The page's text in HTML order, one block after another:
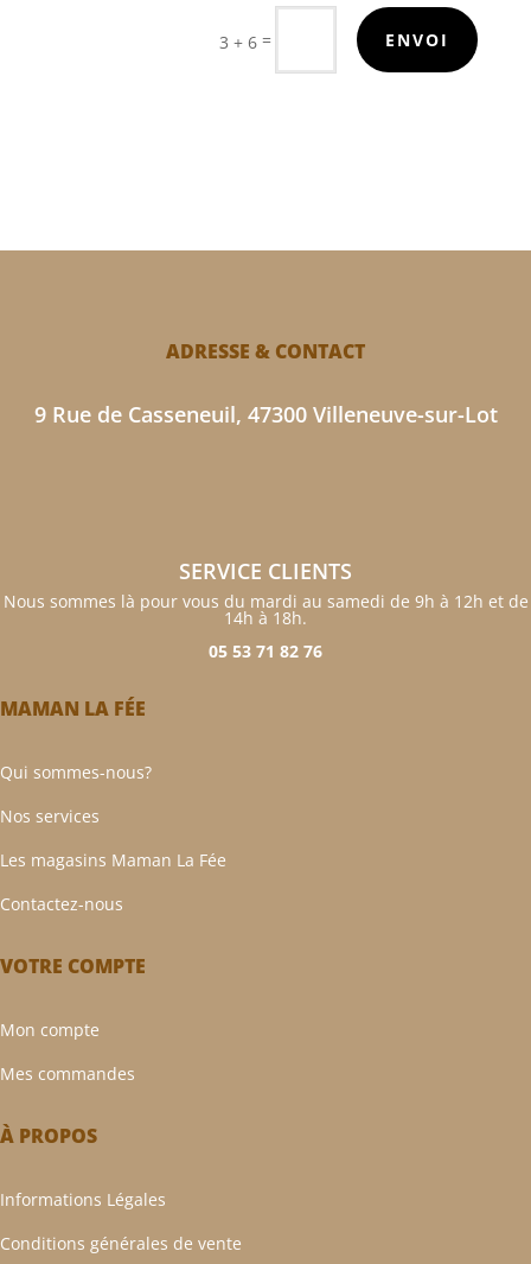
3 + 6 = ENVOI
ADRESSE & CONTACT
9 Rue de Casseneuil, 47300 Villeneuve-sur-Lot
SERVICE CLIENTS
Nous sommes là pour vous du mardi au samedi de 9h à 12h et de
14h à 18h.
05 53 71 82 76
MAMAN LA FÉE
Qui sommes-nous?
Nos services
Les magasins Maman La Fée
Contactez-nous
VOTRE COMPTE
Mon compte
Mes commandes
À PROPOS
Informations Légales
Conditions générales de vente